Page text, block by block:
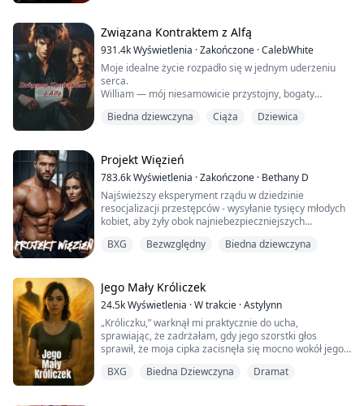
spływała mi po udach.
Lekko uderzył mnie batem i rozkazał: "Powiedz mi.
Czego chcesz?"
Kiedy odkryłam, że mężczyzna, z którym miałam
jednora...
Związana Kontraktem z Alfą
931.4kWyświetlenia ·Zakończone ·CalebWhite
Moje idealne życie rozpadło się w jednym uderzeniu
serca.
William — mój niesamowicie przystojny, bogaty
mój na zawsze. Po pięciu latach razem, byłam gotowa
Zamiast tego, znalazłam go z nią. I ich synem.
Zdradzona, bez pracy i tonąca w rachunkach za
leczenie mojego ojca, osiągnęł...
Biedna dziewczyna Ciąża Dziewica
Projekt Więzień
783.6kWyświetlenia ·Zakończone · Bethany D
Najświeższy eksperyment rządu w dziedzinie
resocjalizacji przestępców - wysyłanie tysięcy młodych
kobiet, aby żyły obok najniebezpieczniejszych
Świeżo po ukończeniu liceum i dusząca się w swojej
beznadziejnej rodzinnym mieście, Margot pragnie
ucieczki. Jej lekkomyślna prz...
BXG Bezwzględny Biedna dziewczyna
Jego Mały Króliczek
24.5kWyświetlenia ·W trakcie ·Astylynn
„Króliczku,” warknął mi praktycznie do ucha,
sprawiając, że zadrżałam, gdy jego szorstki głos
sprawił, że moja cipka zacisnęła się mocno wokół jego
rozkoszy.
BXG Biedna Dziewczyna Dramat